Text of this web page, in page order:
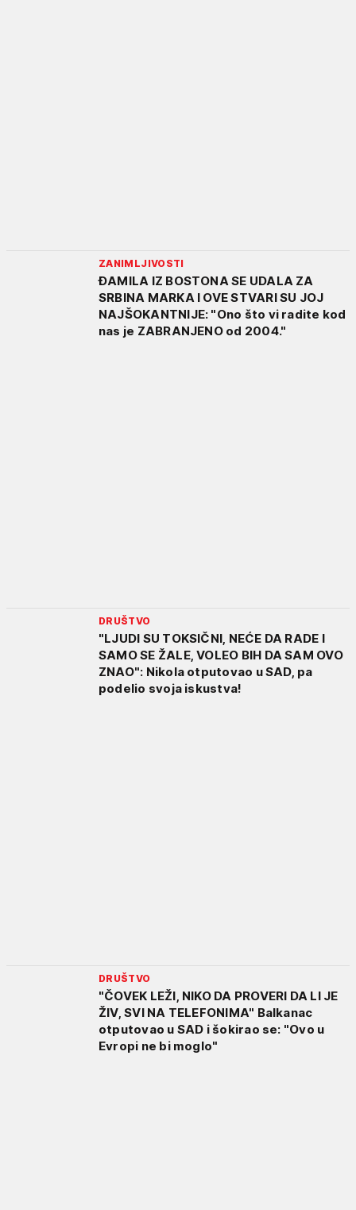
ZANIMLJIVOSTI
ĐAMILA IZ BOSTONA SE UDALA ZA
SRBINA MARKA I OVE STVARI SU JOJ
NAJŠOKANTNIJE: "Ono što vi radite kod
nas je ZABRANJENO od 2004."
DRUŠTVO
"LJUDI SU TOKSIČNI, NEĆE DA RADE I
SAMO SE ŽALE, VOLEO BIH DA SAM OVO
ZNAO": Nikola otputovao u SAD, pa
podelio svoja iskustva!
DRUŠTVO
"ČOVEK LEŽI, NIKO DA PROVERI DA LI JE
ŽIV, SVI NA TELEFONIMA" Balkanac
otputovao u SAD i šokirao se: "Ovo u
Evropi ne bi moglo"